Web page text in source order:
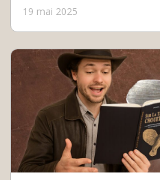
19 mai 2025